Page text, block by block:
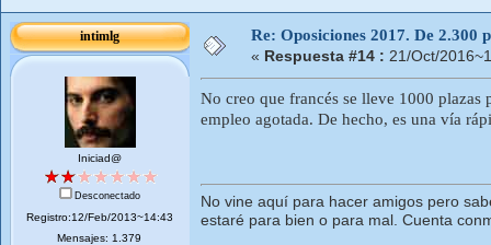
intimlg
Iniciad@
Desconectado
Registro:12/Feb/2013~14:43
Mensajes: 1.379
Re: Oposiciones 2017. De 2.300
« Respuesta #14 : 21/Oct/
No creo que francés se lleve 1000
empleo agotada. De hecho, es una vía
No vine aquí para hacer amigos pero
estaré para bien o para mal. Cuenta